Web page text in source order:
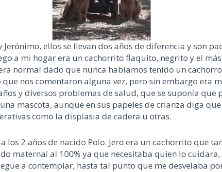
ellos se llevan dos años de diferencia y son
a mi hogar era un cachorrito flaquito, negrito y el
normal dado que nunca habíamos tenido un
nos comentaron alguna vez, pero sin embargo era
y diversos problemas de salud, que se suponía que
mascota, aunque en sus papeles de crianza diga
como la displasia de cadera u otras.
2 años de nacido Polo. Jero era un cachorrito que
maternal al 100% ya que necesitaba quien lo
a contemplar, hasta tal punto que me desvelaba